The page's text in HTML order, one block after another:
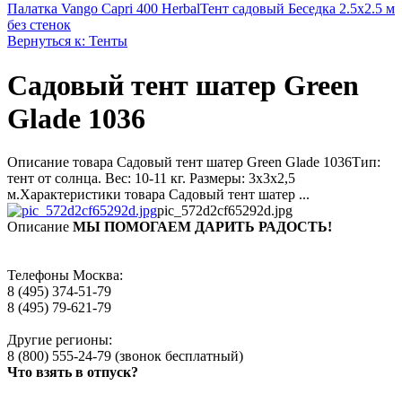
Палатка Vango Capri 400 HerbalТент садовый Беседка 2.5х2.5 м
без стенок
Вернуться к: Тенты
Садовый тент шатер Green
Glade 1036
Описание товара Садовый тент шатер Green Glade 1036Тип:
тент от солнца. Вес: 10-11 кг. Размеры: 3х3х2,5
м.Характеристики товара Садовый тент шатер ...
pic_572d2cf65292d.jpg
Описание МЫ ПОМОГАЕМ ДАРИТЬ РАДОСТЬ!
Телефоны Москва:
8 (495) 374-51-79
8 (495) 79-621-79
Другие регионы:
8 (800) 555-24-79 (звонок бесплатный)
Что взять в отпуск?